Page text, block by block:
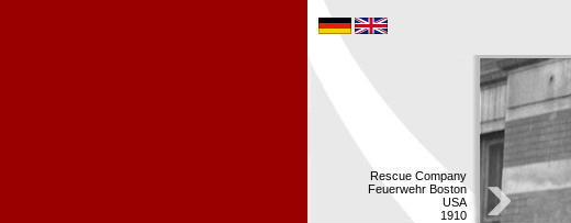
Rescue Company
Feuerwehr Boston
USA
1910